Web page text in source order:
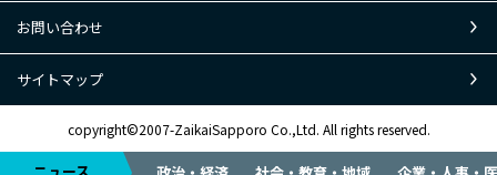
お問い合わせ
サイトマップ
copyright©2007-ZaikaiSapporo Co.,Ltd. All rights reserved.